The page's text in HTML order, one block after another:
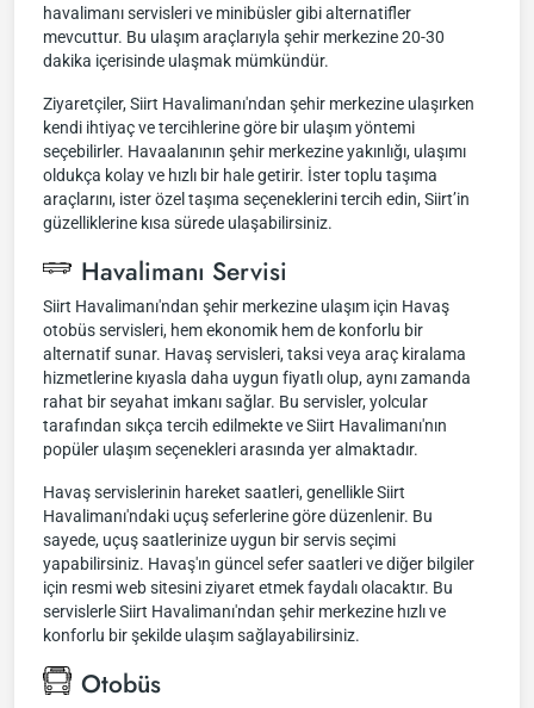
havalimanı servisleri ve minibüsler gibi alternatifler
mevcuttur. Bu ulaşım araçlarıyla şehir merkezine 20-30
dakika içerisinde ulaşmak mümkündür.
Ziyaretçiler, Siirt Havalimanı'ndan şehir merkezine ulaşırken
kendi ihtiyaç ve tercihlerine göre bir ulaşım yöntemi
seçebilirler. Havaalanının şehir merkezine yakınlığı, ulaşımı
oldukça kolay ve hızlı bir hale getirir. İster toplu taşıma
araçlarını, ister özel taşıma seçeneklerini tercih edin, Siirt’in
güzelliklerine kısa sürede ulaşabilirsiniz.
Havalimanı Servisi
Siirt Havalimanı'ndan şehir merkezine ulaşım için Havaş
otobüs servisleri, hem ekonomik hem de konforlu bir
alternatif sunar. Havaş servisleri, taksi veya araç kiralama
hizmetlerine kıyasla daha uygun fiyatlı olup, aynı zamanda
rahat bir seyahat imkanı sağlar. Bu servisler, yolcular
tarafından sıkça tercih edilmekte ve Siirt Havalimanı'nın
popüler ulaşım seçenekleri arasında yer almaktadır.
Havaş servislerinin hareket saatleri, genellikle Siirt
Havalimanı'ndaki uçuş seferlerine göre düzenlenir. Bu
sayede, uçuş saatlerinize uygun bir servis seçimi
yapabilirsiniz. Havaş'ın güncel sefer saatleri ve diğer bilgiler
için resmi web sitesini ziyaret etmek faydalı olacaktır. Bu
servislerle Siirt Havalimanı'ndan şehir merkezine hızlı ve
konforlu bir şekilde ulaşım sağlayabilirsiniz.
Otobüs